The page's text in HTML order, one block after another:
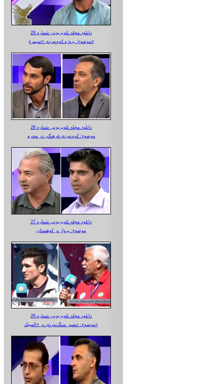
دانلود مجله تلویزیونی شماره 29
موضوع: پروژه کوه‌نوردی «سیمرغ»
دانلود مجله تلویزیونی شماره 28
موضوع: کوه‌نوردی فرهنگی در محرم
دانلود مجله تلویزیونی شماره 27
موضوع: پرواز در کوهستان
دانلود مجله تلویزیونی شماره 26
موضوع: حضور سنگ‌نوردی در «المپیک»